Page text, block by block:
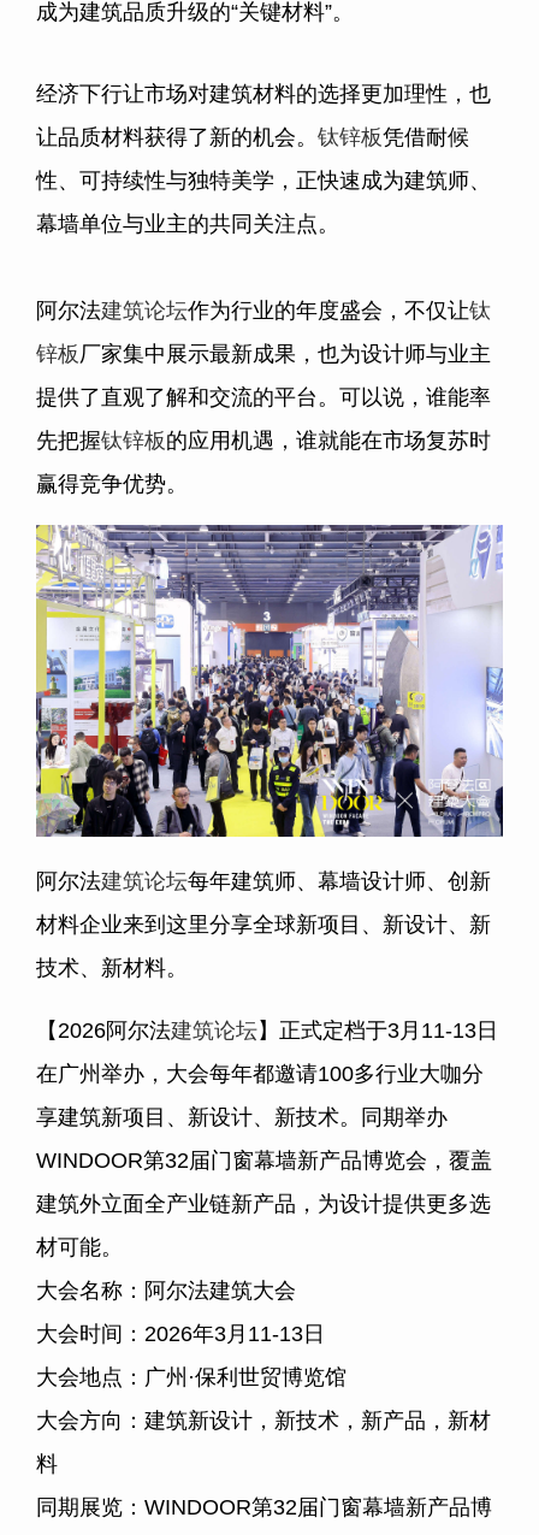
成为建筑品质升级的“关键材料”。
经济下行让市场对建筑材料的选择更加理性，也
让品质材料获得了新的机会。 钛锌板凭借耐候
性、可持续性与独特美学，正快速成为建筑师、
幕墙单位与业主的共同关注点。
阿尔法建筑论坛作为行业的年度盛会，不仅让钛
锌板厂家集中展示最新成果，也为设计师与业主
提供了直观了解和交流的平台。可以说，谁能率
先把握钛锌板的应用机遇，谁就能在市场复苏时
赢得竞争优势。
阿尔法建筑论坛每年建筑师、幕墙设计师、创新
材料企业来到这里分享全球新项目、新设计、新
技术、新材料。
【2026阿尔法建筑论坛】正式定档于3月11-13日
在广州举办，大会每年都邀请100多行业大咖分
享建筑新项目、新设计、新技术。同期举办
WINDOOR第32届门窗幕墙新产品博览会，覆盖
建筑外立面全产业链新产品，为设计提供更多选
材可能。
大会名称：阿尔法建筑大会
大会时间：2026年3月11-13日
大会地点：广州·保利世贸博览馆
大会方向：建筑新设计，新技术，新产品，新材
料
同期展览：WINDOOR第32届门窗幕墙新产品博